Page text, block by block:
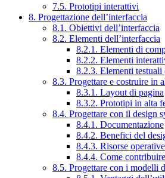
7.5. Prototipi interattivi
8. Progettazione dell’interfaccia
8.1. Obiettivi dell’interfaccia
8.2. Elementi dell’interfaccia
8.2.1. Elementi di
8.2.2. Elementi
8.2.3. Elementi testuali
8.3. Progettare e costruire in
8.3.1. Layout di pagina
8.3.2. Prototipi in alta
8.4. Progettare con il design
8.4.1. Documentazione
8.4.2. Benefici del
8.4.3. Risorse operative
8.4.4. Come
8.5. Progettare con i modelli